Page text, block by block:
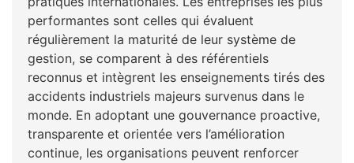
performantes sont celles qui évaluent
régulièrement la maturité de leur système de
gestion, se comparent à des référentiels
reconnus et intègrent les enseignements tirés des
accidents industriels majeurs survenus dans le
monde. En adoptant une gouvernance proactive,
transparente et orientée vers l’amélioration
continue, les organisations peuvent renforcer